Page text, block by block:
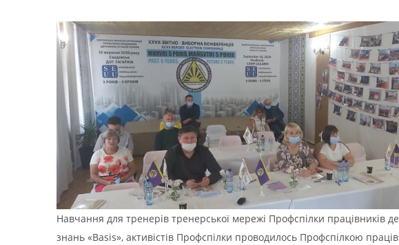
Навчання для тренерів тренерської мережі Профспілки працівників
знань «Basis», активістів Профспілки проводилось Профспілкою